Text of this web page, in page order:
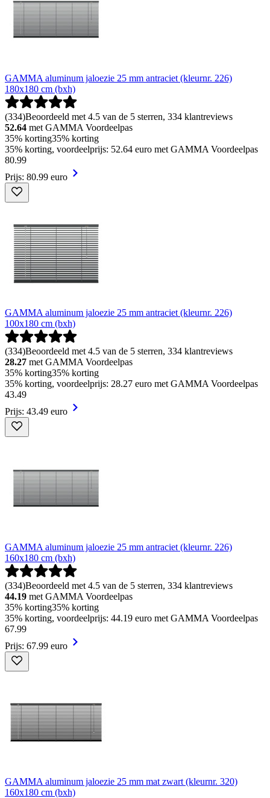
GAMMA aluminum jaloezie 25 mm antraciet (kleurnr. 226)
180x180 cm (bxh)
(334)Beoordeeld met 4.5 van de 5 sterren, 334 klantreviews
52.64 met GAMMA Voordeelpas
35% korting35% korting
35% korting, voordeelprijs: 52.64 euro met GAMMA Voordeelpas
80.99
Prijs: 80.99 euro
GAMMA aluminum jaloezie 25 mm antraciet (kleurnr. 226)
100x180 cm (bxh)
(334)Beoordeeld met 4.5 van de 5 sterren, 334 klantreviews
28.27 met GAMMA Voordeelpas
35% korting35% korting
35% korting, voordeelprijs: 28.27 euro met GAMMA Voordeelpas
43.49
Prijs: 43.49 euro
GAMMA aluminum jaloezie 25 mm antraciet (kleurnr. 226)
160x180 cm (bxh)
(334)Beoordeeld met 4.5 van de 5 sterren, 334 klantreviews
44.19 met GAMMA Voordeelpas
35% korting35% korting
35% korting, voordeelprijs: 44.19 euro met GAMMA Voordeelpas
67.99
Prijs: 67.99 euro
GAMMA aluminum jaloezie 25 mm mat zwart (kleurnr. 320)
160x180 cm (bxh)